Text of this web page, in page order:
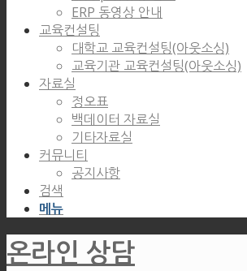
ERP 동영상 안내
교육컨설팅
대학교 교육컨설팅(아웃소싱)
교육기관 교육컨설팅(아웃소싱)
자료실
정오표
백데이터 자료실
기타자료실
커뮤니티
공지사항
검색
메뉴
온라인 상담